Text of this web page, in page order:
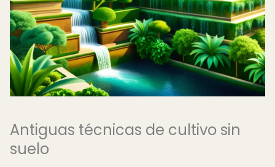
Antiguas técnicas de cultivo sin
suelo